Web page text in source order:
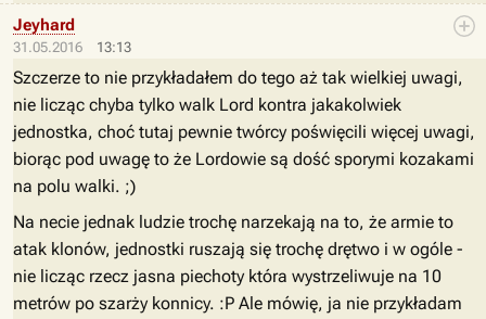
31.05.2016 13:13
Jeyhard
Szczerze to nie przykładałem do tego aż tak wielkiej uwagi,
nie licząc chyba tylko walk Lord kontra jakakolwiek
jednostka, choć tutaj pewnie twórcy poświęcili więcej uwagi,
biorąc pod uwagę to że Lordowie są dość sporymi kozakami
na polu walki. ;)
Na necie jednak ludzie trochę narzekają na to, że armie to
atak klonów, jednostki ruszają się trochę drętwo i w ogóle -
nie licząc rzecz jasna piechoty która wystrzeliwuje na 10
metrów po szarży konnicy. :P Ale mówię, ja nie przykładam